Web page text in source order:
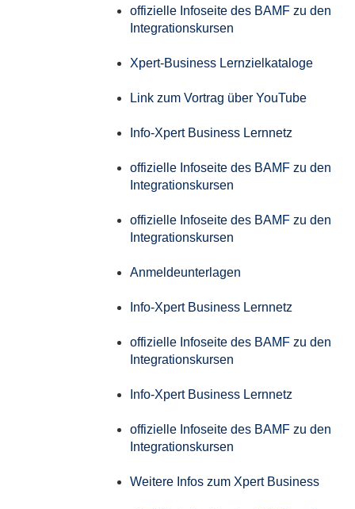
offizielle Infoseite des BAMF zu den
Integrationskursen
Xpert-Business Lernzielkataloge
Link zum Vortrag über YouTube
Info-Xpert Business Lernnetz
offizielle Infoseite des BAMF zu den
Integrationskursen
offizielle Infoseite des BAMF zu den
Integrationskursen
Anmeldeunterlagen
Info-Xpert Business Lernnetz
offizielle Infoseite des BAMF zu den
Integrationskursen
Info-Xpert Business Lernnetz
offizielle Infoseite des BAMF zu den
Integrationskursen
Weitere Infos zum Xpert Business